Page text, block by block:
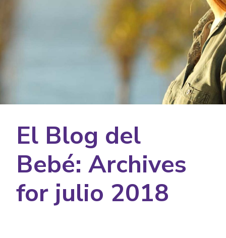
El Blog del
Bebé: Archives
for julio 2018